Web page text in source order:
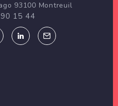
93100 Montreuil
15 44